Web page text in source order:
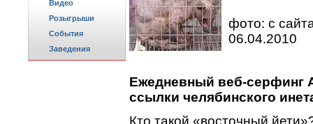
Видео
Розыгрыши
События
Заведения
фото: с
06.04.2010
Ежедневный веб-серфинг
ссылки челябинского
Кто такой «восточный